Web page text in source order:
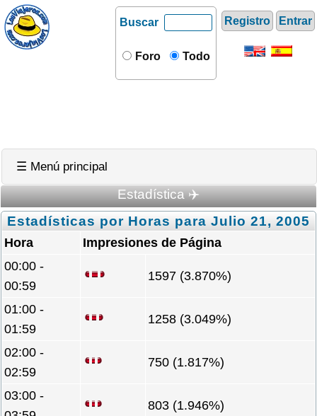
Registro Entrar
Buscar
Foro Todo
☰ Menú principal
Estadística ✈️
Estadísticas por Horas para Julio 21, 2005
Hora
Impresiones de Página
00:00 -
00:59
1597 (3.870%)
01:00 -
01:59
1258 (3.049%)
02:00 -
02:59
750 (1.817%)
03:00 -
803 (1.946%)